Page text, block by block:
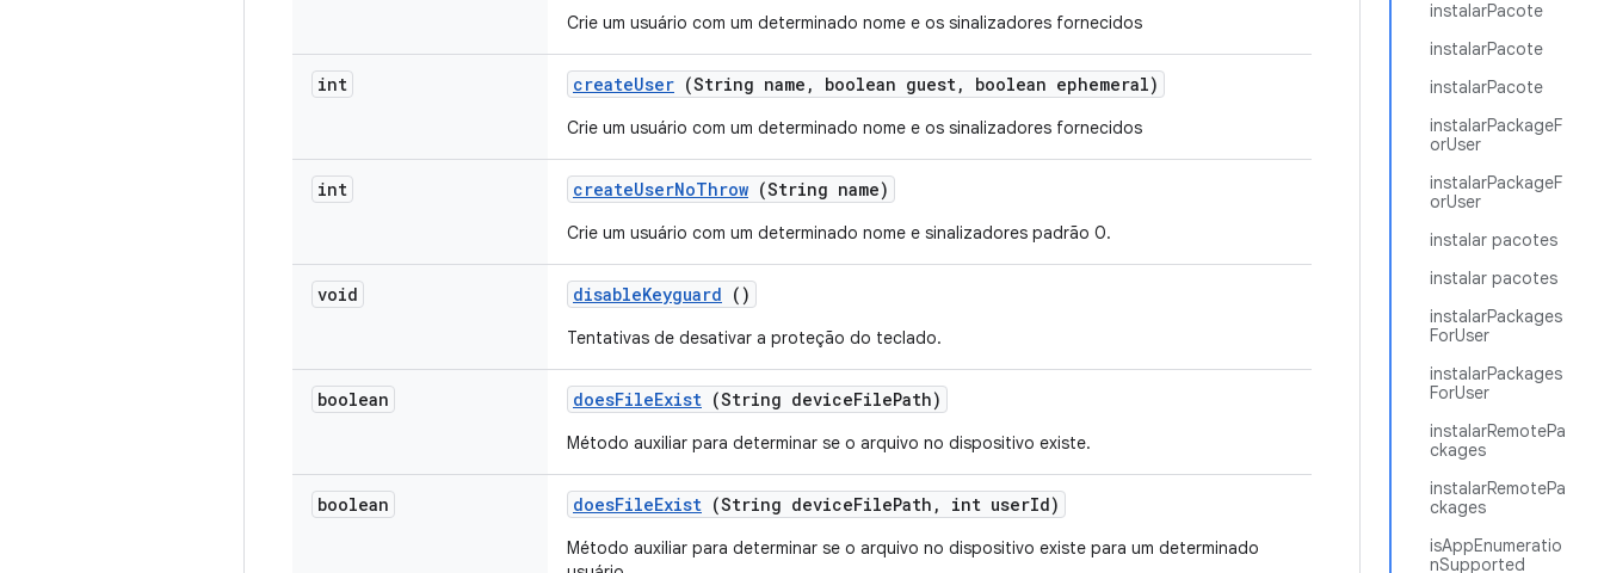
instalarPacote
instalarPacote
instalarPacote
instalarPackageF
orUser
instalarPackageF
orUser
instalar pacotes
instalar pacotes
instalarPackages
ForUser
instalarPackages
ForUser
instalarRemotePa
ckages
instalarRemotePa
ckages
isAppEnumeratio
nSupported
Crie um usuário com um determinado nome e os sinalizadores fornecidos
int createUser (String name , boolean guest, boolean ephemeral)
Crie um usuário com um determinado nome e os sinalizadores fornecidos
int createUserNoThrow (String name)
Crie um usuário com um determinado nome e sinalizadores padrão 0.
void disableKeyguard ()
Tentativas de desativar a proteção do teclado.
boolean doesFileExist (String deviceFilePath)
Método auxiliar para determinar se o arquivo no dispositivo existe.
boolean doesFileExist (String deviceFilePath , int userId)
Método auxiliar para determinar se o arquivo no dispositivo existe para um determinado